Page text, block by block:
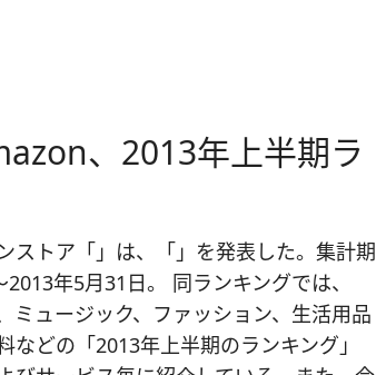
、2013年上半期ラ
ストア「」は、「」を発表した。集計期
年5月31日。 同ランキングでは、
ミュージック、ファッション、生活用品
などの「2013年上半期のランキング」